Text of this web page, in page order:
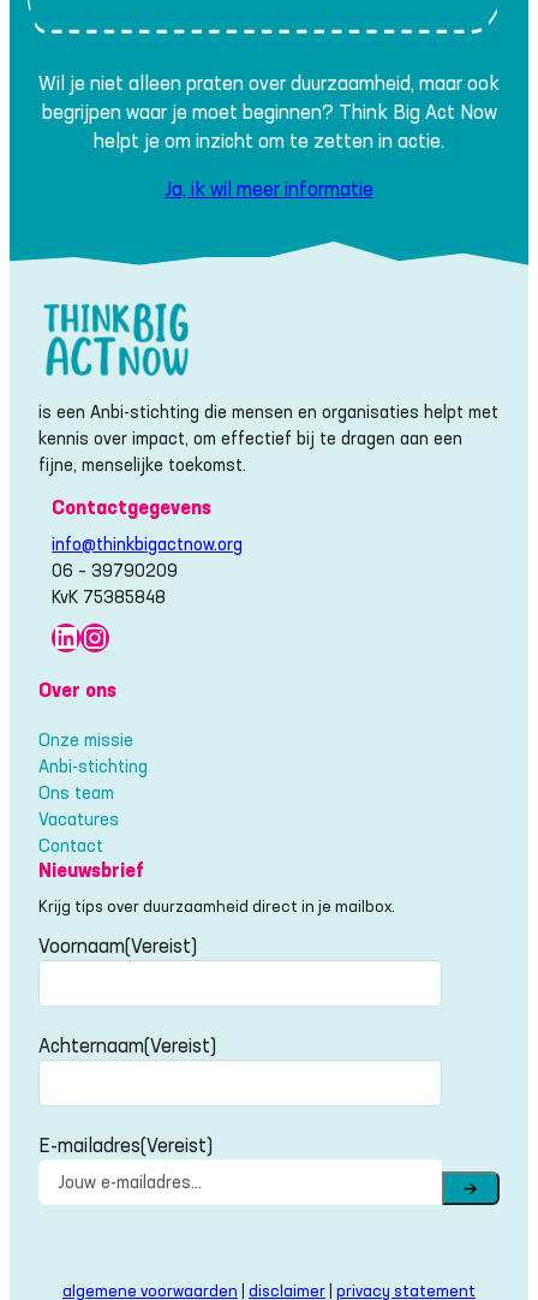
Wil je niet alleen praten over duurzaamheid, maar ook
begrijpen waar je moet beginnen? Think Big Act Now
helpt je om inzicht om te zetten in actie.
Ja, ik wil meer informatie
is een Anbi-stichting die mensen en organisaties helpt met
kennis over impact, om effectief bij te dragen aan een
fijne, menselijke toekomst.
Contactgegevens
info@thinkbigactnow.org
06 – 39790209
KvK 75385848
LinkedIn
Instagram
Over ons
Onze missie
Anbi-stichting
Ons team
Vacatures
Contact
Nieuwsbrief
Krijg tips over duurzaamheid direct in je mailbox.
Voornaam(Vereist)
Achternaam(Vereist)
E-mailadres(Vereist)
→
algemene voorwaarden disclaimer privacy statement